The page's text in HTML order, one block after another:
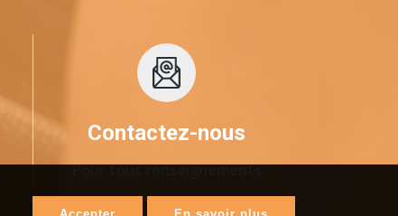
Accepter En savoir plus
Contactez-nous
Pour tous renseignements